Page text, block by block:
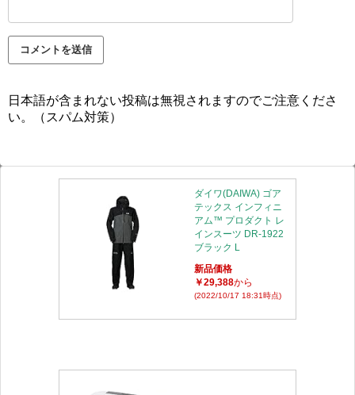
日本語が含まれない投稿は無視されますのでご注意くださ
い。（スパム対策）
ダイワ(DAIWA) ゴア
テックス インフィニ
アム™ プロダクト レ
インスーツ DR-1922
ブラック L
新品価格
￥29,388から
(2022/10/17 18:31時点)